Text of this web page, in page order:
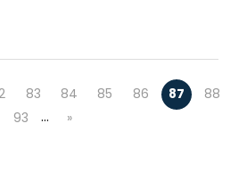
83 84 85 86 87
88
93 … »